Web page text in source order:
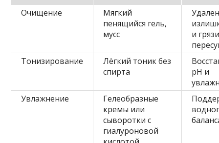
Очищение
Мягкий
пенящийся гель,
мусс
и
Тонизирование
Лёгкий тоник без
спирта
pH и
Увлажнение
Гелеобразные
кремы или
сыворотки с
гиалуроновой